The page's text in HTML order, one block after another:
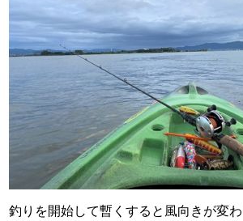
釣りを開始して暫くすると風向きが変